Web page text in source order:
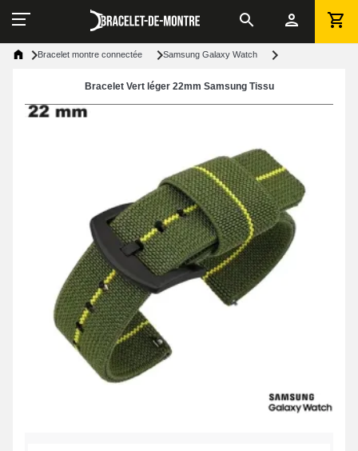
Bracelet montre connectée Samsung Galaxy Watch
Bracelet Vert léger 22mm Samsung Tissu